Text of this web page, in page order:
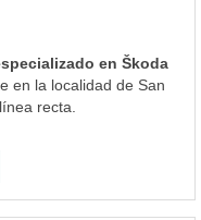
en Škoda
en la localidad de San
recta.